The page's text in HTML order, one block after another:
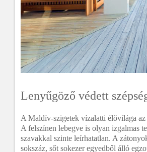
Lenyűgöző védett
A Maldív-szigetek vízalatti élővilága
A felszínen lebegve is olyan izgalmas
szavakkal szinte leírhatatlan. A
sokszáz, sőt sokezer egyedből álló